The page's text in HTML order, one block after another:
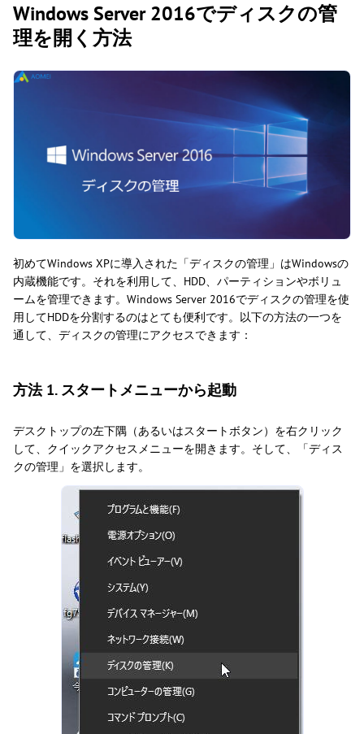
Windows Server 2016でディスクの管
理を開く方法
初めてWindows XPに導入された「ディスクの管理」はWindowsの
内蔵機能です。それを利用して、HDD、パーティションやボリュ
ームを管理できます。Windows Server 2016でディスクの管理を使
用してHDDを分割するのはとても便利です。以下の方法の一つを
通して、ディスクの管理にアクセスできます：
方法 1. スタートメニューから起動
デスクトップの左下隅（あるいはスタートボタン）を右クリック
して、クイックアクセスメニューを開きます。そして、「ディス
クの管理」を選択します。